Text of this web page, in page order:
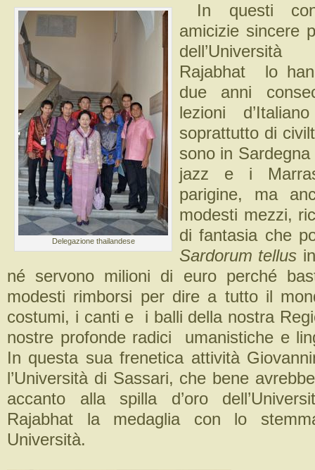
Delegazione thailandese
In questi
amicizie sincere
Rajabhat lo
due anni
lezioni
soprattutto di
sono in
jazz e i
parigine, ma
modesti mezzi,
di fantasia che
Sardorum tellus
né servono milioni di euro perché
modesti rimborsi per dire a tutto il
costumi, i canti e i balli della nostra
nostre profonde radici umanistiche e
In questa sua frenetica attività
l’Università di Sassari, che bene
accanto alla spilla d’oro
Rajabhat la medaglia con lo
Università.